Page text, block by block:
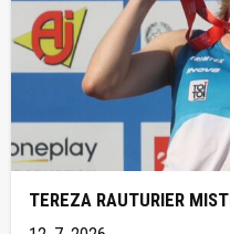
TEREZA RAUTURIER